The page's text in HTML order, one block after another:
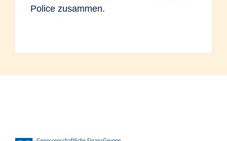
Police zusammen.